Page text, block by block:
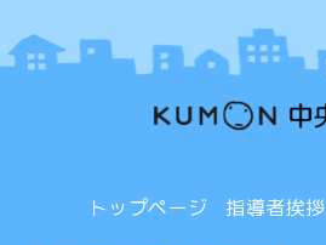
トップページ 指導者挨拶